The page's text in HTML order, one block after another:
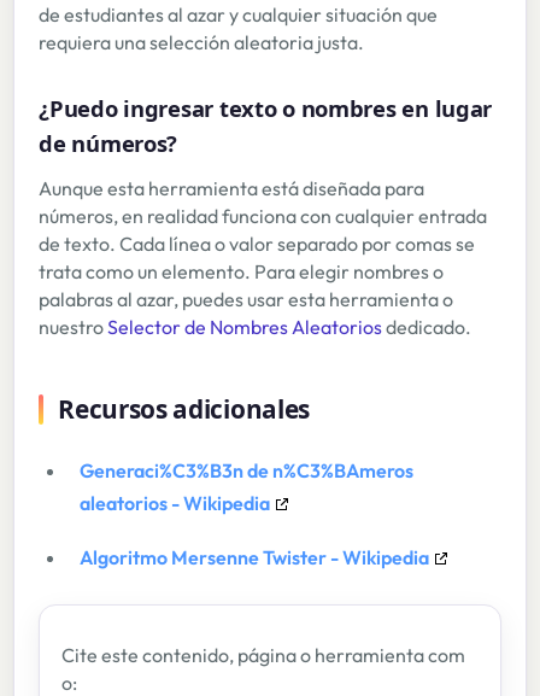
de estudiantes al azar y cualquier situación que
requiera una selección aleatoria justa.
¿Puedo ingresar texto o nombres en lugar
de números?
Aunque esta herramienta está diseñada para
números, en realidad funciona con cualquier entrada
de texto. Cada línea o valor separado por comas se
trata como un elemento. Para elegir nombres o
palabras al azar, puedes usar esta herramienta o
nuestroSelector de Nombres Aleatoriosdedicado.
Recursos adicionales
Generaci%C3%B3n de n%C3%BAmeros
aleatorios - Wikipedia
Algoritmo Mersenne Twister - Wikipedia
Cite este contenido, página o herramienta com
o: